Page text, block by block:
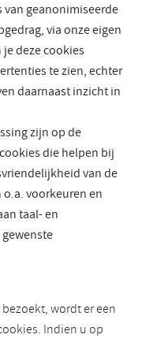
geanonimiseerde
via onze eigen
deze cookies
te zien, echter
daarnaast inzicht in
zijn op de
die helpen bij
van de
voorkeuren en
taal- en
wordt er een
Indien u op